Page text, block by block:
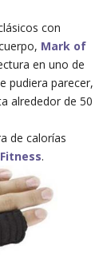
con
Mark of
en uno de
pudiera parecer,
alrededor de 50
de calorías
.